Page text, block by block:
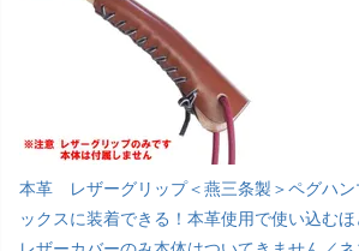
本革 レザーグリップ＜燕三条製＞ペグハン
ックスに装着できる！本革使用で使い込む